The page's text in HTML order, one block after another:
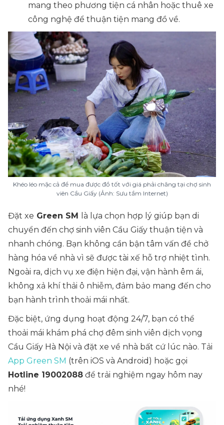
mang theo phương tiện cá nhân hoặc thuê xe
công nghệ để thuận tiện mang đồ về.
Khéo léo mặc cả để mua được đồ tốt với giá phải chăng tại chợ sinh
viên Cầu Giấy (Ảnh: Sưu tầm Internet)
Đặt xe Green SM là lựa chọn hợp lý giúp bạn di
chuyển đến chợ sinh viên Cầu Giấy thuận tiện và
nhanh chóng. Bạn không cần bận tâm vấn đề chở
hàng hóa về nhà vì sẽ được tài xế hỗ trợ nhiệt tình.
Ngoài ra, dịch vụ xe điện hiện đại, vận hành êm ái,
không xả khí thải ô nhiễm, đảm bảo mang đến cho
bạn hành trình thoải mái nhất.
Đặc biệt, ứng dụng hoạt động 24/7, bạn có thể
thoải mái khám phá chợ đêm sinh viên dịch vọng
Cầu Giấy Hà Nội và đặt xe về nhà bất cứ lúc nào. Tải
App Green SM (trên iOS và Android) hoặc gọi
Hotline 19002088 để trải nghiệm ngay hôm nay
nhé!